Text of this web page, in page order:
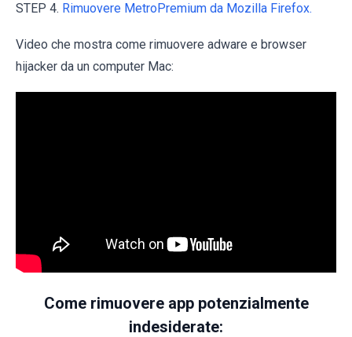
STEP 4. Rimuovere MetroPremium da Mozilla Firefox.
Video che mostra come rimuovere adware e browser
hijacker da un computer Mac:
Come rimuovere app potenzialmente
indesiderate: